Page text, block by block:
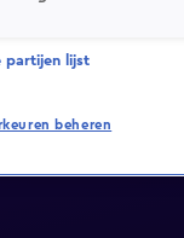
partijen lijst
beheren